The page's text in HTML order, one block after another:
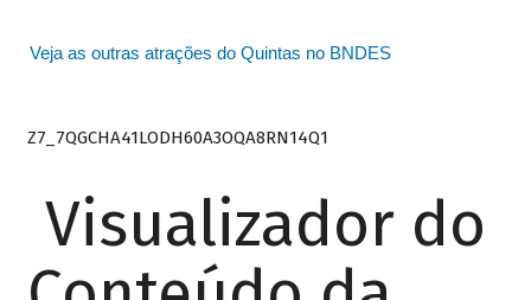
Veja as outras atrações do Quintas no BNDES
Z7_7QGCHA41LODH60A3OQA8RN14Q1
Visualizador do